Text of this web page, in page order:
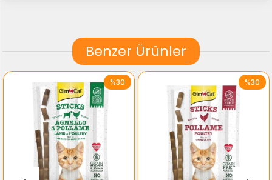
Benzer Ürünler
%30 %30